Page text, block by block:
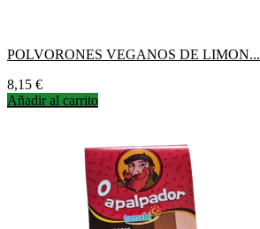
POLVORONES VEGANOS DE LIMON...
Precio
8,15 €
Añadir al carrito